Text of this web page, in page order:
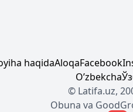
haqidaAloqaFacebook
Oʼzbekcha
© Latifa.uz,
Obuna va